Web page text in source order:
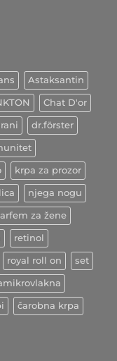
Astaksantin
Chat D'or
dr.förster
krpa za prozor
njega nogu
za žene
retinol
royal roll on set
čarobna krpa